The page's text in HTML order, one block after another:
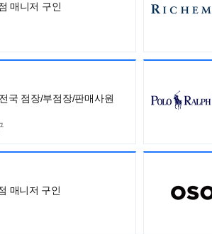
매니저 구인
국 점장/부점장/판매사원
매니저 구인